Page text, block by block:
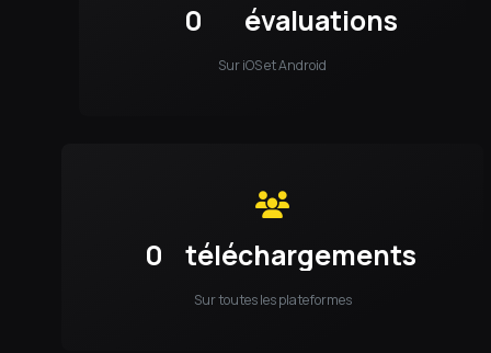
0 évaluations
Sur iOS et Android
0 téléchargements
Sur toutes les plateformes